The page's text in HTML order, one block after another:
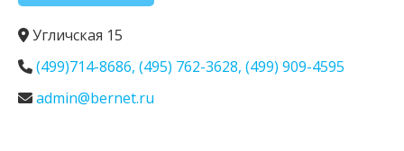
Угличская 15
(499)714-8686, (495) 762-3628, (499) 909-4595
admin@bernet.ru